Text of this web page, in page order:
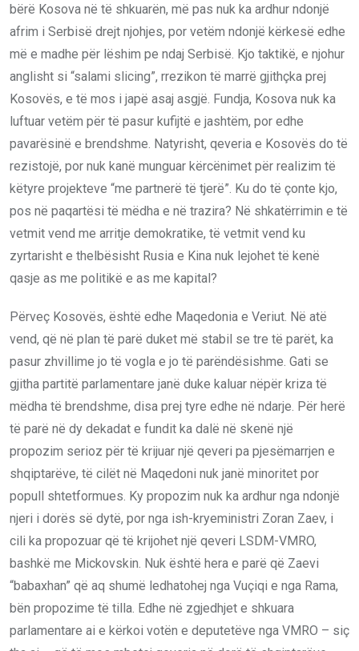
bërë Kosova në të shkuarën, më pas nuk ka ardhur ndonjë
afrim i Serbisë drejt njohjes, por vetëm ndonjë kërkesë edhe
më e madhe për lëshim pe ndaj Serbisë. Kjo taktikë, e njohur
anglisht si “salami slicing”, rrezikon të marrë gjithçka prej
Kosovës, e të mos i japë asaj asgjë. Fundja, Kosova nuk ka
luftuar vetëm për të pasur kufijtë e jashtëm, por edhe
pavarësinë e brendshme. Natyrisht, qeveria e Kosovës do të
rezistojë, por nuk kanë munguar kërcënimet për realizim të
këtyre projekteve “me partnerë të tjerë”. Ku do të çonte kjo,
pos në paqartësi të mëdha e në trazira? Në shkatërrimin e të
vetmit vend me arritje demokratike, të vetmit vend ku
zyrtarisht e thelbësisht Rusia e Kina nuk lejohet të kenë
qasje as me politikë e as me kapital?
Përveç Kosovës, është edhe Maqedonia e Veriut. Në atë
vend, që në plan të parë duket më stabil se tre të parët, ka
pasur zhvillime jo të vogla e jo të parëndësishme. Gati se
gjitha partitë parlamentare janë duke kaluar nëpër kriza të
mëdha të brendshme, disa prej tyre edhe në ndarje. Për herë
të parë në dy dekadat e fundit ka dalë në skenë një
propozim serioz për të krijuar një qeveri pa pjesëmarrjen e
shqiptarëve, të cilët në Maqedoni nuk janë minoritet por
popull shtetformues. Ky propozim nuk ka ardhur nga ndonjë
njeri i dorës së dytë, por nga ish-kryeministri Zoran Zaev, i
cili ka propozuar që të krijohet një qeveri LSDM-VMRO,
bashkë me Mickovskin. Nuk është hera e parë që Zaevi
“babaxhan” që aq shumë ledhatohej nga Vuçiqi e nga Rama,
bën propozime të tilla. Edhe në zgjedhjet e shkuara
parlamentare ai e kërkoi votën e deputetëve nga VMRO – siç